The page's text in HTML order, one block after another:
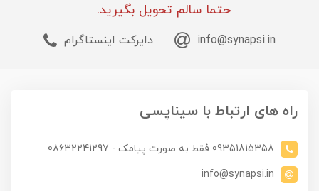
حتما سالم تحویل بگیرید.
info@synapsi.in دایرکت اینستاگرام
راه های ارتباط با سیناپسی
09351815358 فقط به صورت پیامک - 08632241297
info@synapsi.in